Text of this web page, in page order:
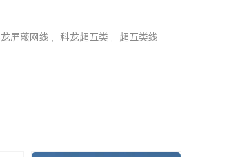
屏蔽网线 , 科龙超五类 , 超五类线